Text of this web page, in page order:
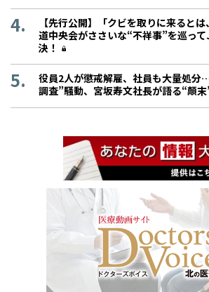
【先行公開】「クビを取りに来るとは
道中央会がささいな“不祥事”を巡っ
決！
役員2人が懲戒解雇、社員も大量処分
調査”騒動、宮坂寿文社長が語る“顛